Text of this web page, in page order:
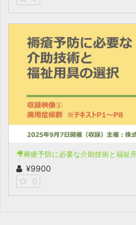
🎥褥瘡予防に必要な介助技術と福祉
¥9900
0